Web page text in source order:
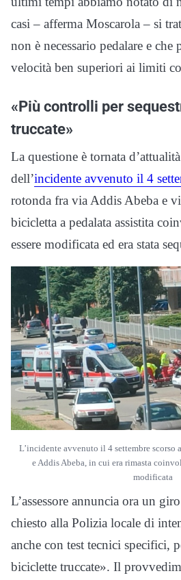
casi – afferma Moscarola – si
non è necessario pedalare e che
velocità ben superiori ai limiti
«Più controlli per
truccate»
La questione è tornata
dell’incidente avvenuto il 4
rotonda fra via Addis Abeba e
bicicletta a pedalata assistita
essere modificata ed era stata
L’incidente avvenuto il 4 settembre
e Addis Abeba, in cui era rimasta
modificata
L’assessore annuncia ora un
chiesto alla Polizia locale di
anche con test tecnici specifici,
biciclette truccate». Il